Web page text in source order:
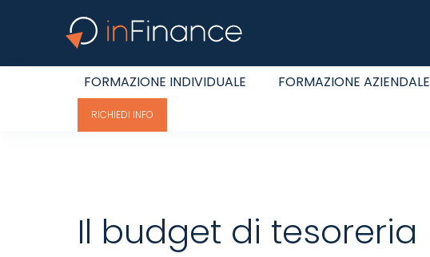
FORMAZIONE INDIVIDUALE FORMAZIONE AZIENDALE
RICHIEDI INFO
Il budget di tesoreria